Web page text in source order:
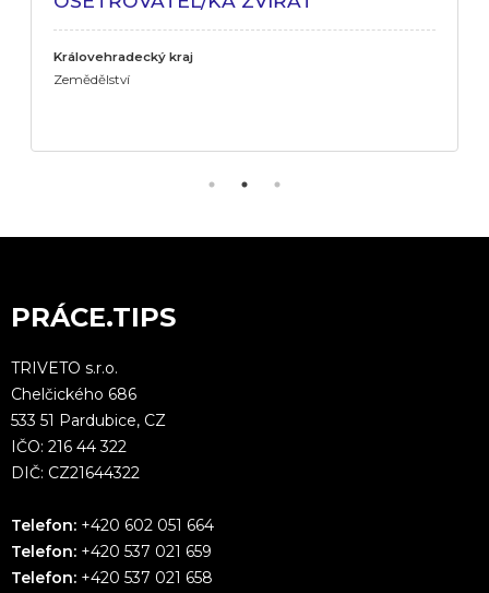
Královehradecký kraj
Zemědělství
PRÁCE.TIPS
TRIVETO s.r.o.
Chelčického 686
533 51 Pardubice, CZ
IČO: 216 44 322
DIČ: CZ21644322
Telefon: +420 602 051 664
Telefon: +420 537 021 659
Telefon: +420 537 021 658